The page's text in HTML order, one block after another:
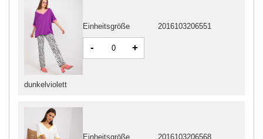
dunkelviolett
Einheitsgröße 2016103206551
- +
Einheitsgröße 2016103206568